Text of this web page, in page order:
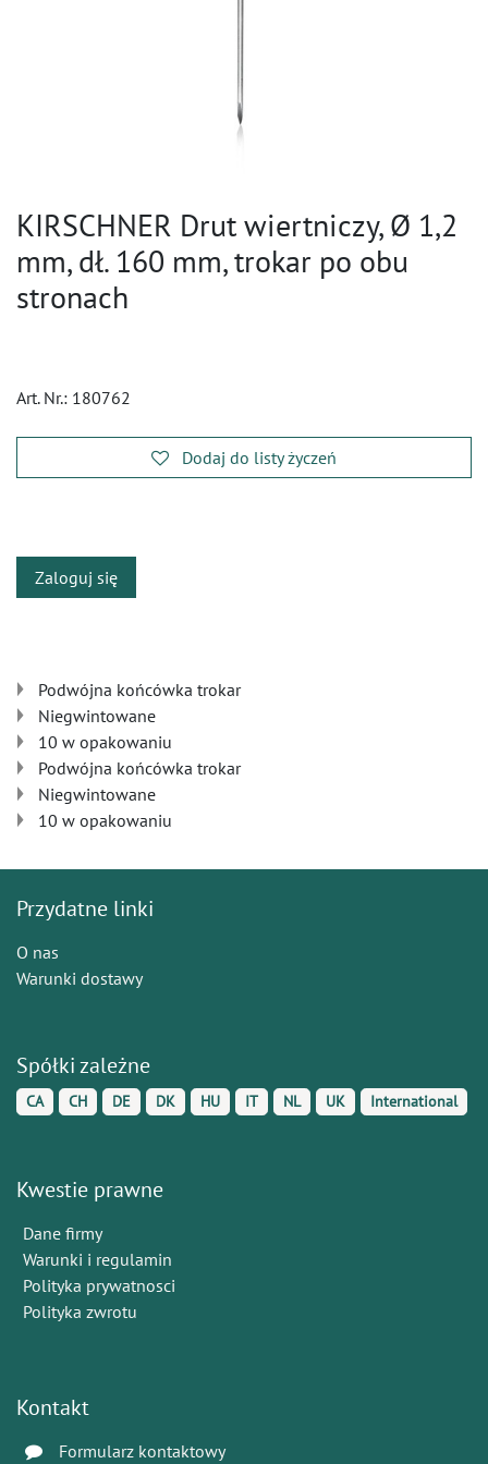
KIRSCHNER Drut wiertniczy, Ø 1,2
mm, dł. 160 mm, trokar po obu
stronach
Art. Nr.: 180762
Dodaj do listy życzeń
Zaloguj się
Podwójna końcówka trokar
Niegwintowane
10 w opakowaniu
Podwójna końcówka trokar
Niegwintowane
10 w opakowaniu
Przydatne linki
O nas
Warunki dostawy
Spółki zależne
CA CH DE DK HU IT NL UK International
Kwestie prawne
Dane firmy
Warunki i regulamin
Polityka prywatnosci
Polityka zwrotu
Kontakt
Formularz kontaktowy